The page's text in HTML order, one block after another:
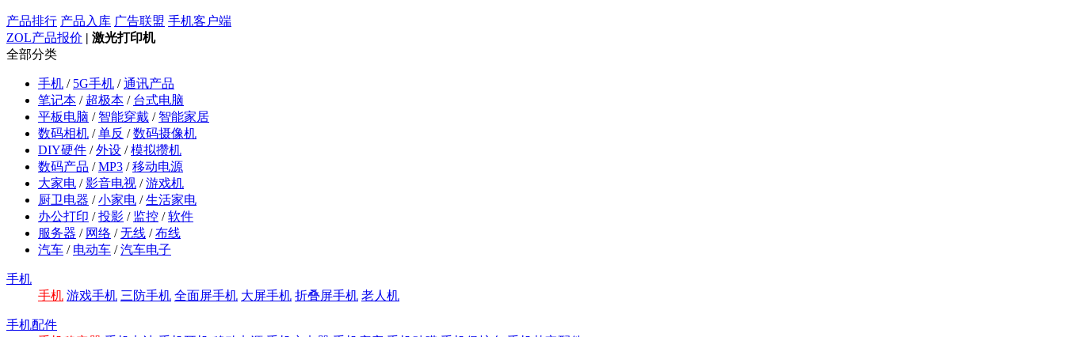
产品排行 产品入库 广告联盟 手机客户端
ZOL产品报价 | 激光打印机
全部分类
手机 / 5G手机 /通讯产品
笔记本 / 超极本 / 台式电脑
平板电脑 / 智能穿戴 / 智能家居
数码相机 /单反 /数码摄像机
DIY硬件 /外设 /模拟攒机
数码产品 /MP3 /移动电源
大家电 /影音电视 /游戏机
厨卫电器 /小家电 /生活家电
办公打印 /投影 / 监控 /软件
服务器 / 网络 /无线 /布线
汽车 / 电动车 /汽车电子
手机
手机 游戏手机 三防手机 全面屏手机 大屏手机 折叠屏手机 老人机
手机配件